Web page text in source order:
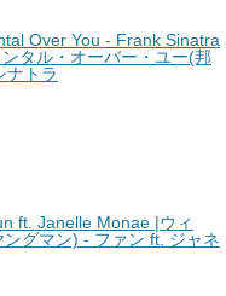
Over You - Frank Sinatra
タル・オーバー・ユー(邦
ナトラ
ft. Janelle Monae |ウィ
グマン) - ファン ft. ジャネ